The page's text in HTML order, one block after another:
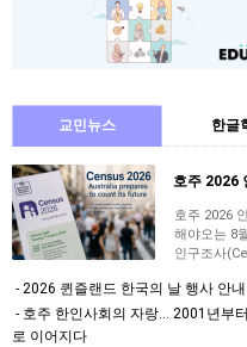
교민뉴스 한글
호주 2026
해야오는 8
인구조사
2026 퀸즐랜드 한국의 날 행사 안
호주 한인사회의 자랑… 2001년부
로 이어지다